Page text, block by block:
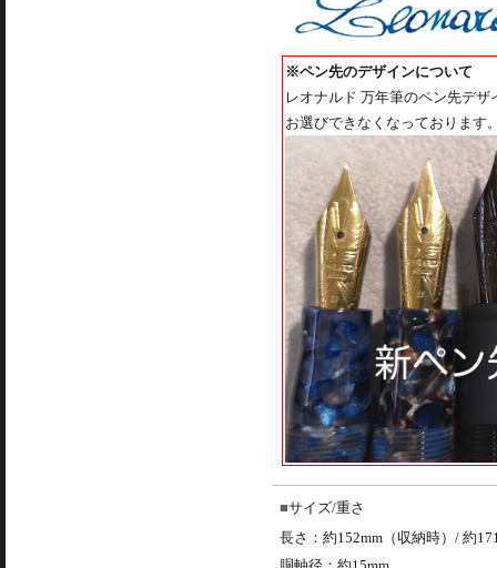
※ペン先のデザインについて
レオナルド 万年筆のペン先デ
お選びできなくなっております
サイズ/重さ
長さ：約152mm（収納時）/ 約